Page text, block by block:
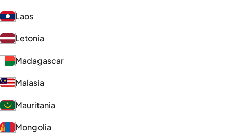
Laos
Letonia
Madagascar
Malasia
Mauritania
Mongolia